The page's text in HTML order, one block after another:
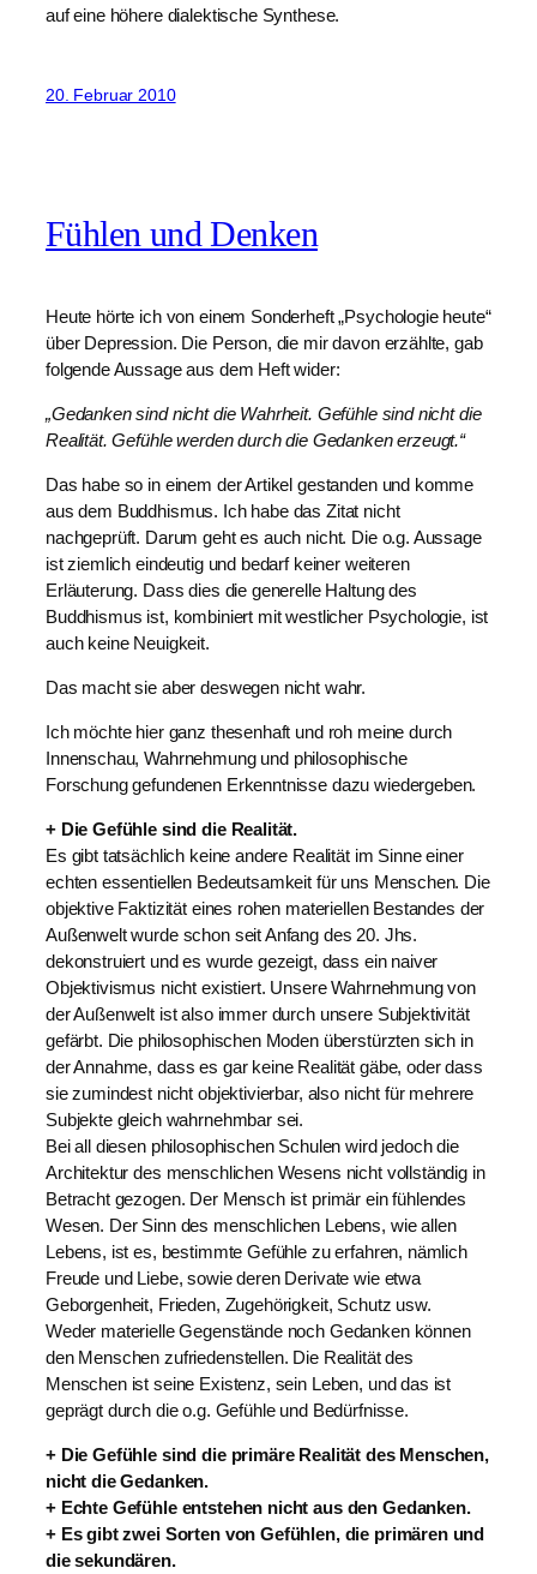
auf eine höhere dialektische Synthese.
20. Februar 2010
Fühlen und Denken
Heute hörte ich von einem Sonderheft „Psychologie heute“
über Depression. Die Person, die mir davon erzählte, gab
folgende Aussage aus dem Heft wider:
„Gedanken sind nicht die Wahrheit. Gefühle sind nicht die
Realität. Gefühle werden durch die Gedanken erzeugt.“
Das habe so in einem der Artikel gestanden und komme
aus dem Buddhismus. Ich habe das Zitat nicht
nachgeprüft. Darum geht es auch nicht. Die o.g. Aussage
ist ziemlich eindeutig und bedarf keiner weiteren
Erläuterung. Dass dies die generelle Haltung des
Buddhismus ist, kombiniert mit westlicher Psychologie, ist
auch keine Neuigkeit.
Das macht sie aber deswegen nicht wahr.
Ich möchte hier ganz thesenhaft und roh meine durch
Innenschau, Wahrnehmung und philosophische
Forschung gefundenen Erkenntnisse dazu wiedergeben.
+ Die Gefühle sind die Realität.
Es gibt tatsächlich keine andere Realität im Sinne einer
echten essentiellen Bedeutsamkeit für uns Menschen. Die
objektive Faktizität eines rohen materiellen Bestandes der
Außenwelt wurde schon seit Anfang des 20. Jhs.
dekonstruiert und es wurde gezeigt, dass ein naiver
Objektivismus nicht existiert. Unsere Wahrnehmung von
der Außenwelt ist also immer durch unsere Subjektivität
gefärbt. Die philosophischen Moden überstürzten sich in
der Annahme, dass es gar keine Realität gäbe, oder dass
sie zumindest nicht objektivierbar, also nicht für mehrere
Subjekte gleich wahrnehmbar sei.
Bei all diesen philosophischen Schulen wird jedoch die
Architektur des menschlichen Wesens nicht vollständig in
Betracht gezogen. Der Mensch ist primär ein fühlendes
Wesen. Der Sinn des menschlichen Lebens, wie allen
Lebens, ist es, bestimmte Gefühle zu erfahren, nämlich
Freude und Liebe, sowie deren Derivate wie etwa
Geborgenheit, Frieden, Zugehörigkeit, Schutz usw.
Weder materielle Gegenstände noch Gedanken können
den Menschen zufriedenstellen. Die Realität des
Menschen ist seine Existenz, sein Leben, und das ist
geprägt durch die o.g. Gefühle und Bedürfnisse.
+ Die Gefühle sind die primäre Realität des Menschen,
nicht die Gedanken.
+ Echte Gefühle entstehen nicht aus den Gedanken.
+ Es gibt zwei Sorten von Gefühlen, die primären und
die sekundären.